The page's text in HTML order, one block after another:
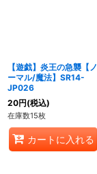
【遊戯】炎王の急襲【ノ
ーマル/魔法】SR14-
JP026
20円(税込)
在庫数15枚
カートに入れる